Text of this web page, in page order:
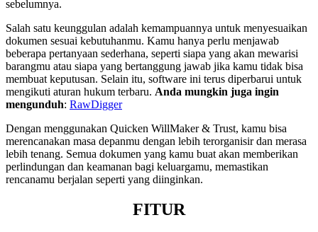
sebelumnya.
Salah satu keunggulan adalah kemampuannya untuk menyesuaikan
dokumen sesuai kebutuhanmu. Kamu hanya perlu menjawab
beberapa pertanyaan sederhana, seperti siapa yang akan mewarisi
barangmu atau siapa yang bertanggung jawab jika kamu tidak bisa
membuat keputusan. Selain itu, software ini terus diperbarui untuk
mengikuti aturan hukum terbaru. Anda mungkin juga ingin
mengunduh: RawDigger
Dengan menggunakan Quicken WillMaker & Trust, kamu bisa
merencanakan masa depanmu dengan lebih terorganisir dan merasa
lebih tenang. Semua dokumen yang kamu buat akan memberikan
perlindungan dan keamanan bagi keluargamu, memastikan
rencanamu berjalan seperti yang diinginkan.
FITUR